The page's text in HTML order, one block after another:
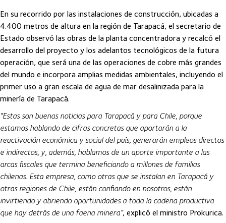
En su recorrido por las instalaciones de construcción, ubicadas a
4.400 metros de altura en la región de Tarapacá, el secretario de
Estado observó las obras de la planta concentradora y recalcó el
desarrollo del proyecto y los adelantos tecnológicos de la futura
operación, que será una de las operaciones de cobre más grandes
del mundo e incorpora amplias medidas ambientales, incluyendo el
primer uso a gran escala de agua de mar desalinizada para la
minería de Tarapacá.
“Estas son buenas noticias para Tarapacá y para Chile, porque
estamos hablando de cifras concretas que aportarán a la
reactivación económica y social del país, generarán empleos directos
e indirectos, y, además, hablamos de un aporte importante a las
arcas fiscales que termina beneficiando a millones de familias
chilenas. Esta empresa, como otras que se instalan en Tarapacá y
otras regiones de Chile, están confiando en nosotros, están
invirtiendo y abriendo oportunidades a toda la cadena productiva
que hay detrás de una faena minera”, explicó el ministro Prokurica.